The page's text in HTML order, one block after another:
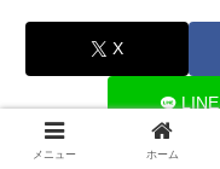
X
LINE
メニュー ホーム